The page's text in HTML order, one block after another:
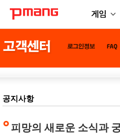
게임
공지사항
피망의 새로운 소식과